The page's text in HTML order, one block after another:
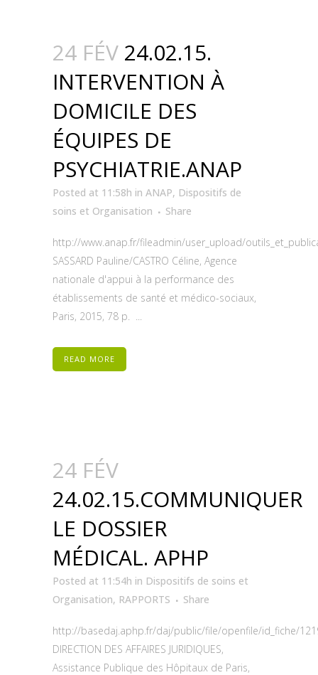
24 FÉV 24.02.15.
INTERVENTION À
DOMICILE DES
ÉQUIPES DE
PSYCHIATRIE.ANAP
Posted at 11:58h in ANAP, Dispositifs de
soins et Organisation
Share
http://www.anap.fr/fileadmin/user_upload/
SASSARD Pauline/CASTRO Céline, Agence
nationale d'appui à la performance des
établissements de santé et médico-sociaux,
Paris, 2015, 78 p. ...
READ MORE
24 FÉV
24.02.15.COMMUNIQUER
LE DOSSIER
MÉDICAL. APHP
Posted at 11:54h in Dispositifs de soins et
Organisation, RAPPORTS Share
http://basedaj.aphp.fr/daj/public/file/openfile/id_fiche/
DIRECTION DES AFFAIRES JURIDIQUES,
Assistance Publique des Hôpitaux de Paris,